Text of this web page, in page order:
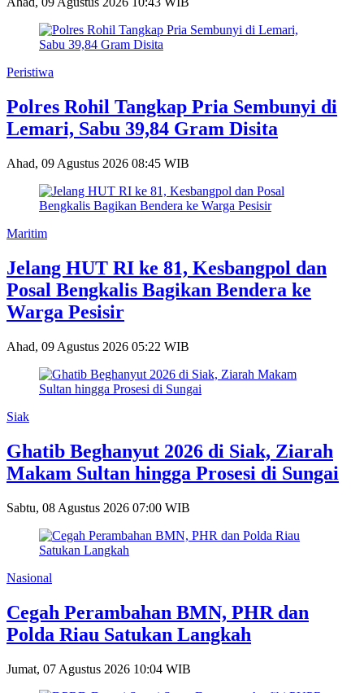
Peristiwa
Polres Rohil Tangkap Pria Sembunyi di
Lemari, Sabu 39,84 Gram Disita
Ahad, 09 Agustus 2026 08:45 WIB
Maritim
Jelang HUT RI ke 81, Kesbangpol dan
Posal Bengkalis Bagikan Bendera ke
Warga Pesisir
Ahad, 09 Agustus 2026 05:22 WIB
Siak
Ghatib Beghanyut 2026 di Siak, Ziarah
Makam Sultan hingga Prosesi di Sungai
Sabtu, 08 Agustus 2026 07:00 WIB
Nasional
Cegah Perambahan BMN, PHR dan
Polda Riau Satukan Langkah
Jumat, 07 Agustus 2026 10:04 WIB